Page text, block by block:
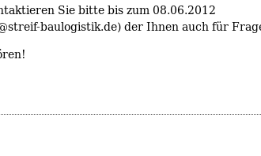
Sie bitte bis zum 08.06.2012
baulogistik.de) der Ihnen auch für